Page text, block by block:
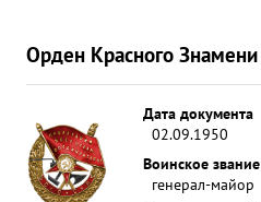
Орден Красного Знамени
Дата документа
02.09.1950
Воинское звание
генерал-майор